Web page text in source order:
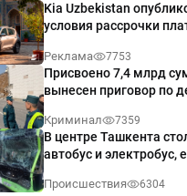
Kia Uzbekistan
условия рассрочки
годовых
Реклама 7753
Присвоено 7,4 млрд
вынесен приговор по
Ташкенте
Криминал 7359
В центре Ташкента
автобус и электробус,
Происшествия 6304